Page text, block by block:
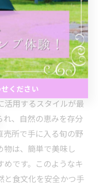
者でも安心して長野の
挑戦できます。
ンプスタイル提案
心してキャンプ料理を
ンプルなレシピと、
活用するスタイルが最
、自然の恵みを存分
売所で手に入る旬の野
物は、簡単で美味し
めです。このようなキ
と食文化を安全かつ手
ください
ください